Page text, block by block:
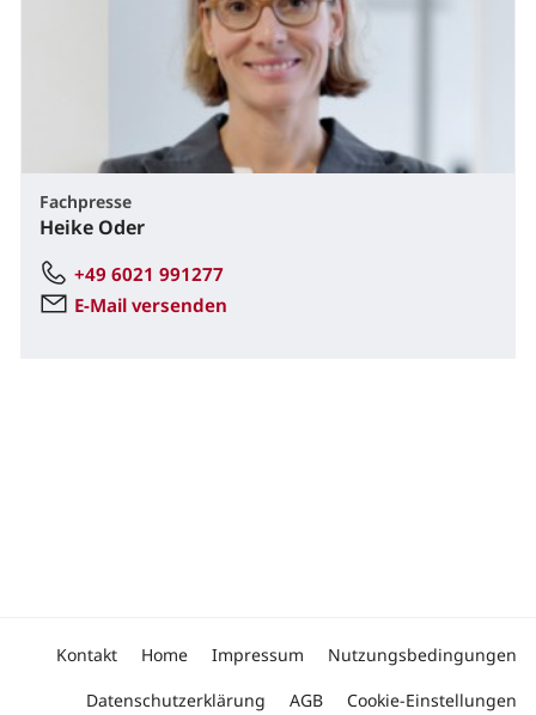
Fachpresse
Heike Oder
+49 6021 991277
E-Mail versenden
Kontakt Home Impressum
Nutzungsbedingungen
Datenschutzerklärung
AGB Cookie-Einstellungen